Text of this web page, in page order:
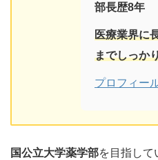
部長歴8年
医療業界に
までしっか
プロフィー
国公立大学薬学部を目指して